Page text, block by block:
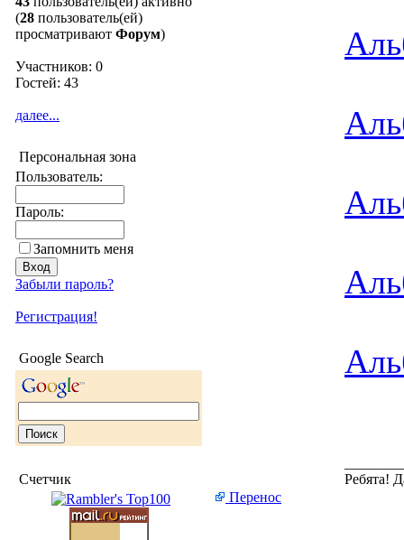
(28 пользователь(ей)
просматривают Форум)
Участников: 0
Гостей: 43
далее...
Персональная зона
Пользователь:
Пароль:
Запомнить меня
Забыли пароль?
Регистрация!
Google Search
Счетчик
Ребята!
Перенос